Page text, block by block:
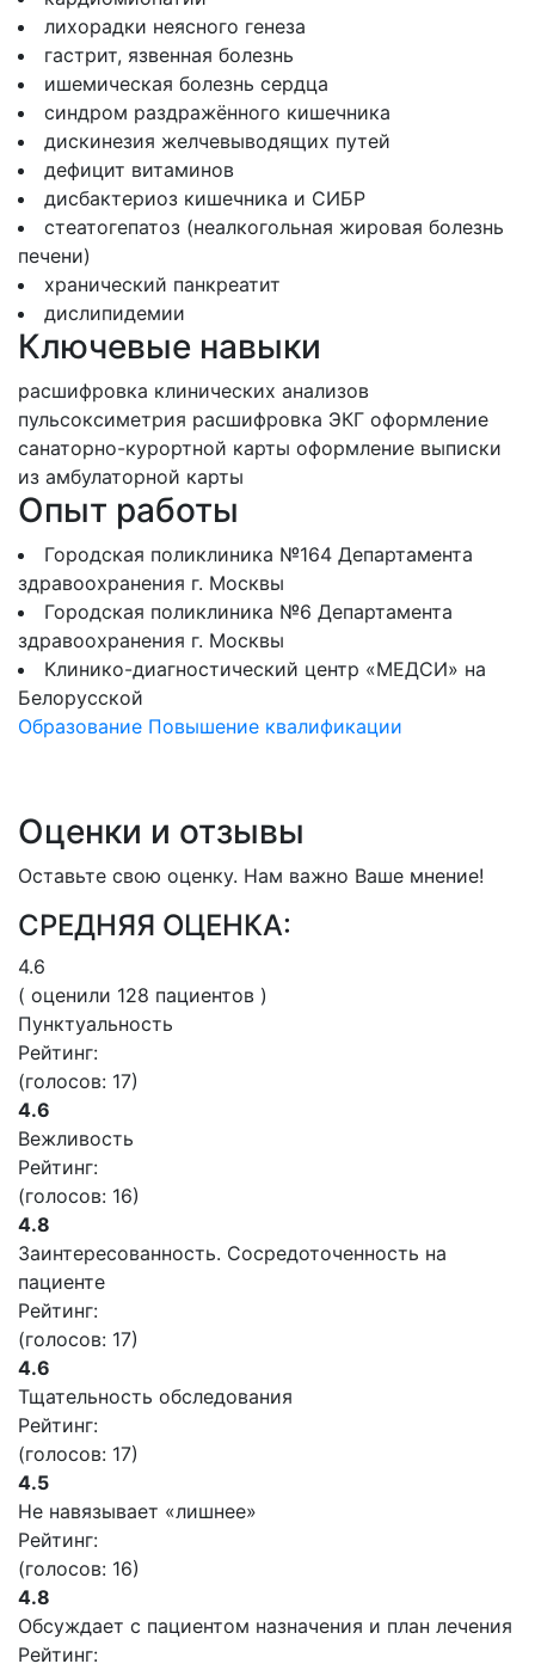
лихорадки неясного генеза
гастрит, язвенная болезнь
ишемическая болезнь сердца
синдром раздражённого кишечника
дискинезия желчевыводящих путей
дефицит витаминов
дисбактериоз кишечника и СИБР
стеатогепатоз (неалкогольная жировая болезнь
печени)
хранический панкреатит
дислипидемии
Ключевые навыки
расшифровка клинических анализов
пульсоксиметрия расшифровка ЭКГ оформление
санаторно-курортной карты оформление выписки
из амбулаторной карты
Опыт работы
Городская поликлиника №164 Департамента
здравоохранения г. Москвы
Городская поликлиника №6 Департамента
здравоохранения г. Москвы
Клинико-диагностический центр «МЕДСИ» на
Белорусской
Образование Повышение квалификации
Оценки и отзывы
Оставьте свою оценку. Нам важно Ваше мнение!
СРЕДНЯЯ ОЦЕНКА:
4.6
( оценили 128 пациентов )
Пунктуальность
Рейтинг:
(голосов: 17)
4.6
Вежливость
Рейтинг:
(голосов: 16)
4.8
Заинтересованность. Сосредоточенность на
пациенте
Рейтинг:
(голосов: 17)
4.6
Тщательность обследования
Рейтинг:
(голосов: 17)
4.5
Не навязывает «лишнее»
Рейтинг:
(голосов: 16)
4.8
Обсуждает с пациентом назначения и план лечения
Рейтинг: